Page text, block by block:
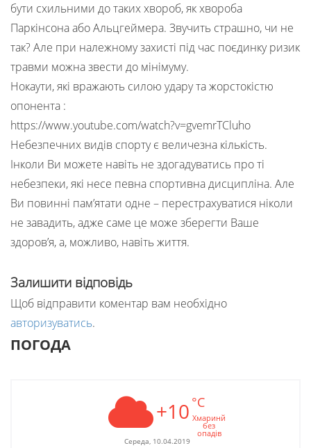
бути схильними до таких хвороб, як хвороба
Паркінсона або Альцгеймера. Звучить страшно, чи не
так? Але при належному захисті під час поєдинку ризик
травми можна звести до мінімуму.
Нокаути, які вражають силою удару та жорстокістю
опонента :
https://www.youtube.com/watch?v=gvemrTCluho
Небезпечних видів спорту є величезна кількість.
Інколи Ви можете навіть не здогадуватись про ті
небезпеки, які несе певна спортивна дисципліна. Але
Ви повинні пам’ятати одне – перестрахуватися ніколи
не завадить, адже саме це може зберегти Ваше
здоров’я, а, можливо, навіть життя.
Залишити відповідь
Щоб відправити коментар вам необхідно
авторизуватись.
ПОГОДА
+10 °C
Хмаринй
без
опадів
Середа, 10.04.2019